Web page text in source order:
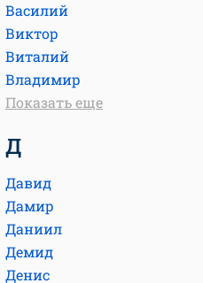
Василий
Виктор
Виталий
Владимир
Показать еще
Д
Давид
Дамир
Даниил
Демид
Денис